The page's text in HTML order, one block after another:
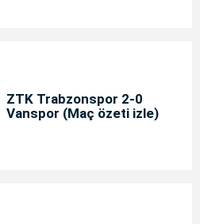
ZTK Trabzonspor 2-0
Vanspor (Maç özeti izle)